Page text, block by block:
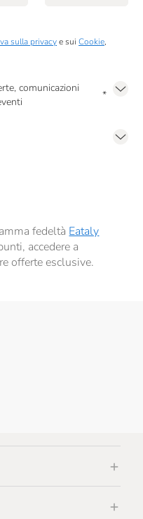
sulla privacye sui Cookie,
comunicazioni
*
in caso di consenso prestato ai
fedeltà Eataly
accedere a
offerte esclusive.